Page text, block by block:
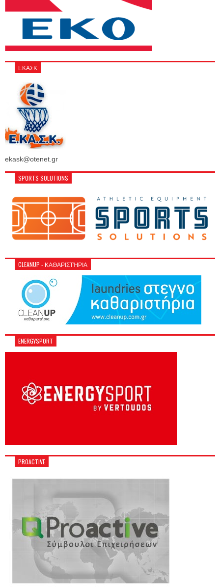
ΕΚΑΣΚ
ekask@otenet.gr
SPORTS SOLUTIONS
CLEANUP - ΚΑΘΑΡΙΣΤΉΡΙΑ
ENERGYSPORT
PROACTIVE